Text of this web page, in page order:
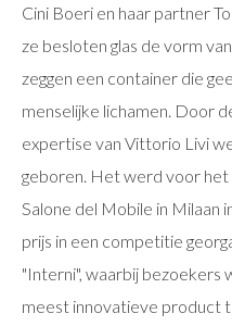
Cini Boeri en haar partner
ze besloten glas de vorm
zeggen een container die
menselijke lichamen. Door
expertise van Vittorio Livi
geboren. Het werd voor
Salone del Mobile in Milaan
prijs in een competitie
"Interni", waarbij bezoekers
meest innovatieve product